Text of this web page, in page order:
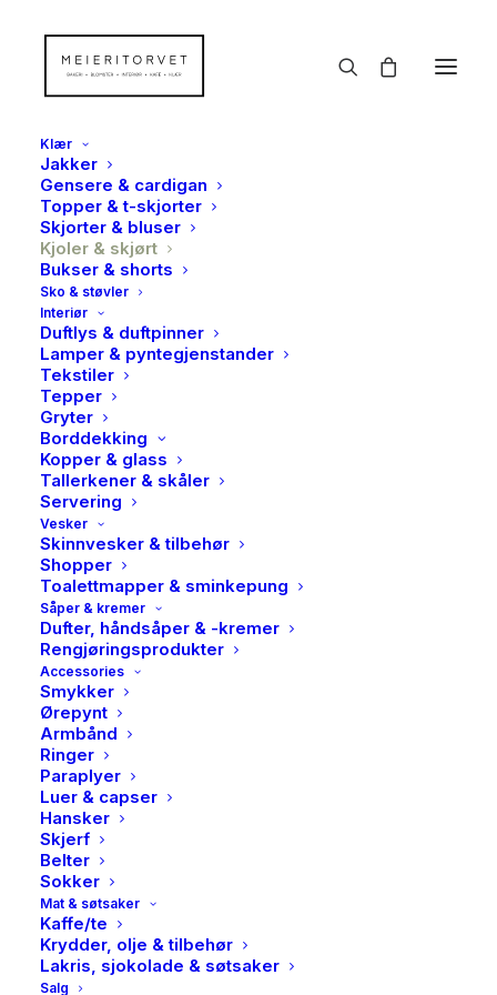
Klær
Jakker
Gensere & cardigan
Topper & t-skjorter
Skjorter & bluser
Kjoler & skjørt
Bukser & shorts
Sko & støvler
Interiør
Duftlys & duftpinner
Lamper & pyntegjenstander
Tekstiler
Tepper
Gryter
Borddekking
Kopper & glass
Tallerkener & skåler
Servering
Vesker
Skinnvesker & tilbehør
Shopper
Toalettmapper & sminkepung
Såper & kremer
Dufter, håndsåper & -kremer
Rengjøringsprodukter
Accessories
Smykker
Ørepynt
Armbånd
Ringer
Paraplyer
Luer & capser
Hansker
Skjerf
Belter
Sokker
Mat & søtsaker
Kaffe/te
Krydder, olje & tilbehør
Lakris, sjokolade & søtsaker
Salg
TILBUD!
Samsøe Samsøe, Saskylar
dress, Medium denim blue